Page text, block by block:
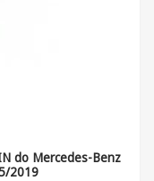
do Mercedes-Benz
2019